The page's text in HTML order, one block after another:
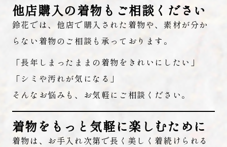
他店購入の着物もご相談ください
鈴花では、他店で購入された着物や、素材が分か
らない着物のご相談も承っております。
「長年しまったままの着物をきれいにしたい」
「シミや汚れが気になる」
そんなお悩みも、お気軽にご相談ください。
着物をもっと気軽に楽しむために
着物は、お手入れ次第で長く美しく着続けられる